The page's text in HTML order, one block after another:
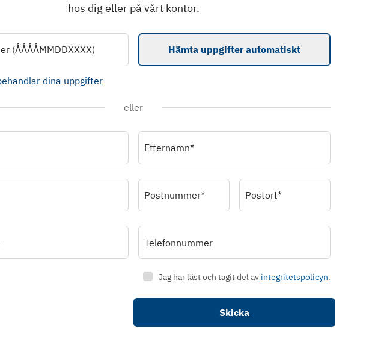
hos dig eller på vårt kontor.
(ÅÅÅÅMMDDXXXX) Hämta uppgifter automatiskt
dina uppgifter
eller
Efternamn*
Postnummer* Postort*
Telefonnummer
Jag har läst och tagit del av integritetspolicyn.
Skicka